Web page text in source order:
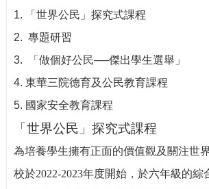
1.
「世界公民」探究式課程
2. 專題研習
3.
「做個好公民──傑出學生選舉」
4. 東華三院德育及公民教育課程
5. 國家安全教育課程
「世界公民」探究式課程
為培養學生擁有正面的價值觀及關注世
校於2022-2023年度開始，於六年級的綜